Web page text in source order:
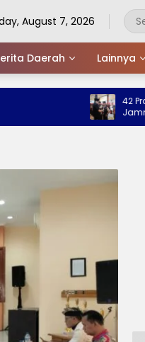
August 7, 2026
Daerah Lainnya
42
Jamnas
Nama Baik